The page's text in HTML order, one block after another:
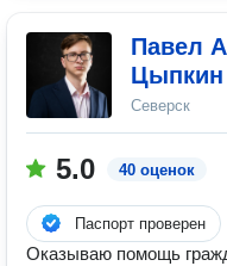
Павел
Цыпкин
Северск
5.0 40 оценок
Паспорт проверен
Оказываю помощь